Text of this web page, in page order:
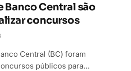
Banco Central são
concursos
Central (BC) foram
públicos para…